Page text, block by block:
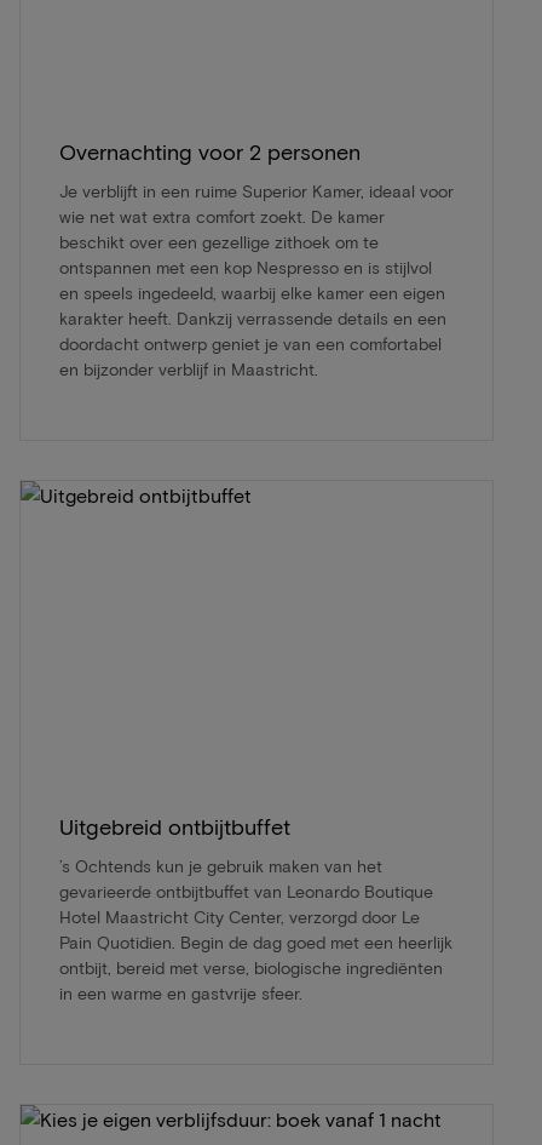
Overnachting voor 2 personen
Je verblijft in een ruime Superior Kamer, ideaal voor
wie net wat extra comfort zoekt. De kamer
beschikt over een gezellige zithoek om te
ontspannen met een kop Nespresso en is stijlvol
en speels ingedeeld, waarbij elke kamer een eigen
karakter heeft. Dankzij verrassende details en een
doordacht ontwerp geniet je van een comfortabel
en bijzonder verblijf in Maastricht.
Uitgebreid ontbijtbuffet
’s Ochtends kun je gebruik maken van het
gevarieerde ontbijtbuffet van Leonardo Boutique
Hotel Maastricht City Center, verzorgd door Le
Pain Quotidien. Begin de dag goed met een heerlijk
ontbijt, bereid met verse, biologische ingrediënten
in een warme en gastvrije sfeer.